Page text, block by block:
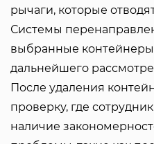
рычаги, которые
Системы
выбранные контейнеры
дальнейшего
После удаления
проверку, где
наличие